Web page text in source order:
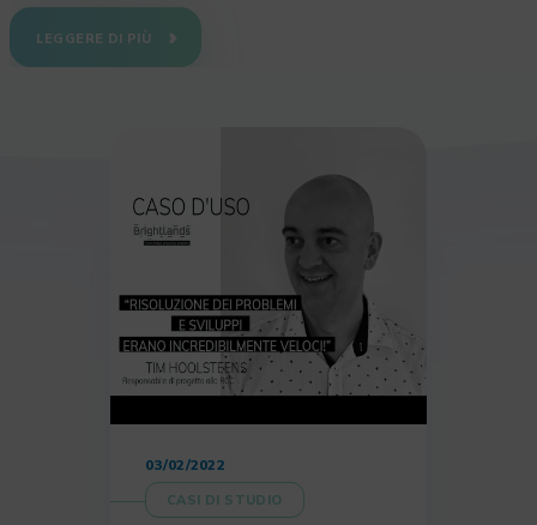
LEGGERE DI PIÙ
03/02/2022
CASI DI STUDIO